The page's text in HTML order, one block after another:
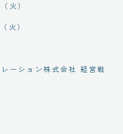
火）
火）
ーション株式会社 経営戦